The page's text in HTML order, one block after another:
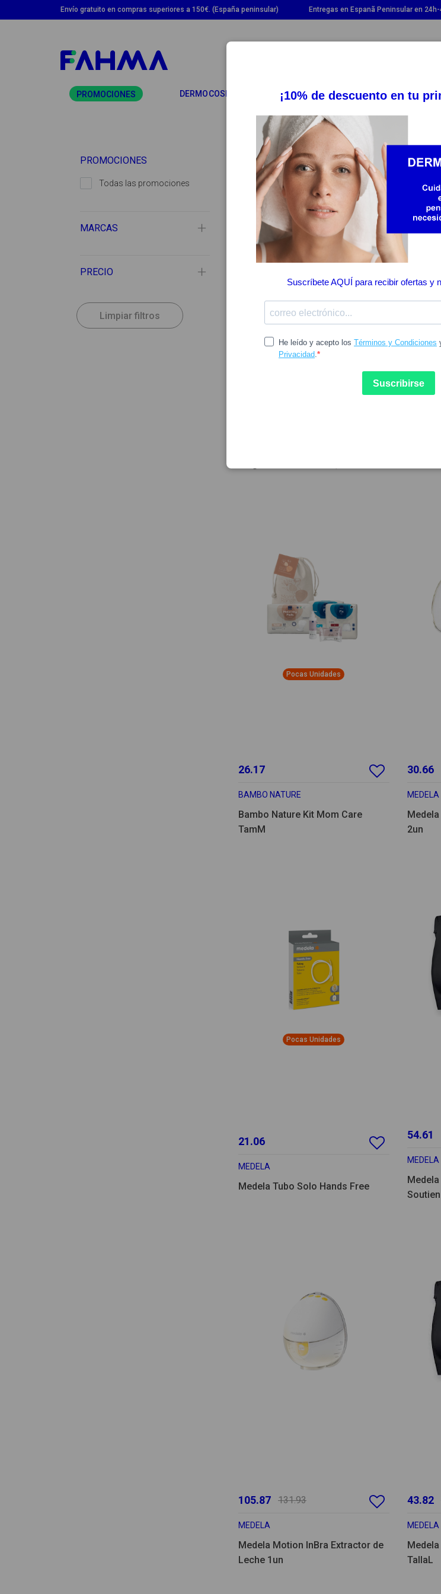
Envío gratuito en compras superiores a 150€. (España peninsular) Entregas en Espanã Peninsular en
PROMOCIONES DERMOCOSMÉTICA TOGGLE DROPDOWN
SUPLEMENTOSTOGGLE SALUD
PROMOCIONES
Todas las promociones
MARCAS
PRECIO
Limpiar filtros
Pocas Unidades
26.17
BAMBO NATURE
Bambo Nature Kit Mom Care
TamM
30.66
MEDELA
2un
Pocas Unidades
21.06
MEDELA
Medela Tubo Solo Hands Free
54.61
MEDELA
105.87 131.93
MEDELA
Medela Motion InBra Extractor de
Leche 1un
43.82
MEDELA
TallaL